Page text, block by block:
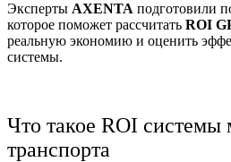
Эксперты AXENTA подготовили
которое поможет рассчитать ROI
реальную экономию и оценить
системы.
Что такое ROI системы
транспорта